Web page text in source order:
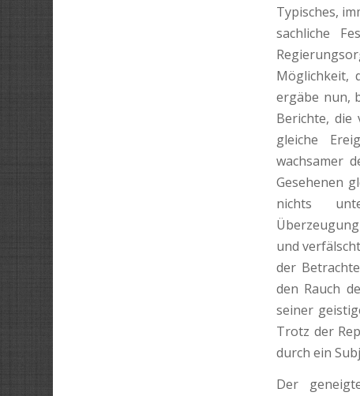
Typisches,
sachliche
Möglichkeit,
ergäbe nun,
Berichte, die
gleiche
wachsamer
Gesehenen
nichts
und
der
den Rauch
seiner
Trotz der
durch ein
Der